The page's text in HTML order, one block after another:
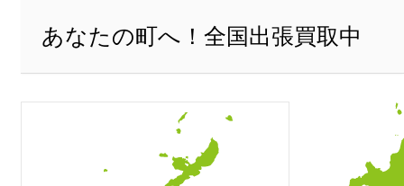
あなたの町へ！全国出張買取中